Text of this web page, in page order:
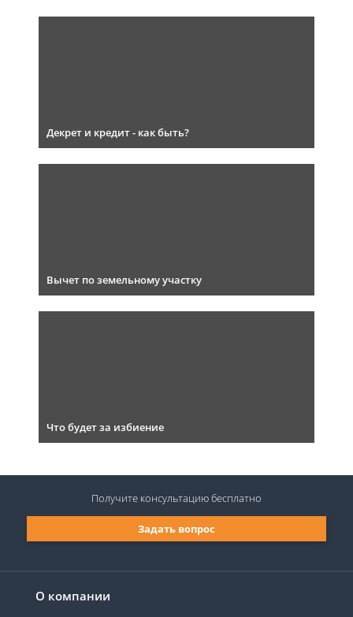
Декрет и кредит - как быть?
Вычет по земельному участку
Что будет за избиение
О компании
Задать вопрос
Получите консультациюбесплатно